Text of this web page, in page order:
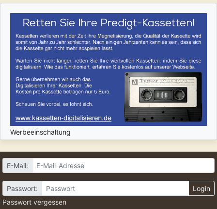
Werbeeinschaltung
E-Mail:
Passwort:
Login
Passwort vergessen